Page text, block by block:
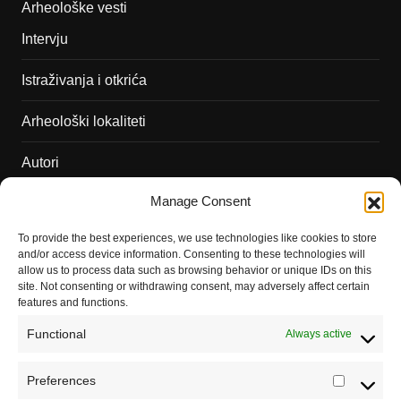
Manage Consent
To provide the best experiences, we use technologies like cookies to store
and/or access device information. Consenting to these technologies will
allow us to process data such as browsing behavior or unique IDs on this
site. Not consenting or withdrawing consent, may adversely affect certain
features and functions.
Functional Always active
Preferences
Arheološke vesti
Intervju
Istraživanja i otkrića
Arheološki lokaliteti
Autori
Dešavanja
Kontakt
Misija sajta Sve o arheologiji